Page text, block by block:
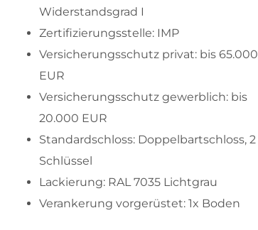
Widerstandsgrad I
Zertifizierungsstelle: IMP
Versicherungsschutz privat: bis 65.000
EUR
Versicherungsschutz gewerblich: bis
20.000 EUR
Standardschloss: Doppelbartschloss, 2
Schlüssel
Lackierung: RAL 7035 Lichtgrau
Verankerung vorgerüstet: 1x Boden